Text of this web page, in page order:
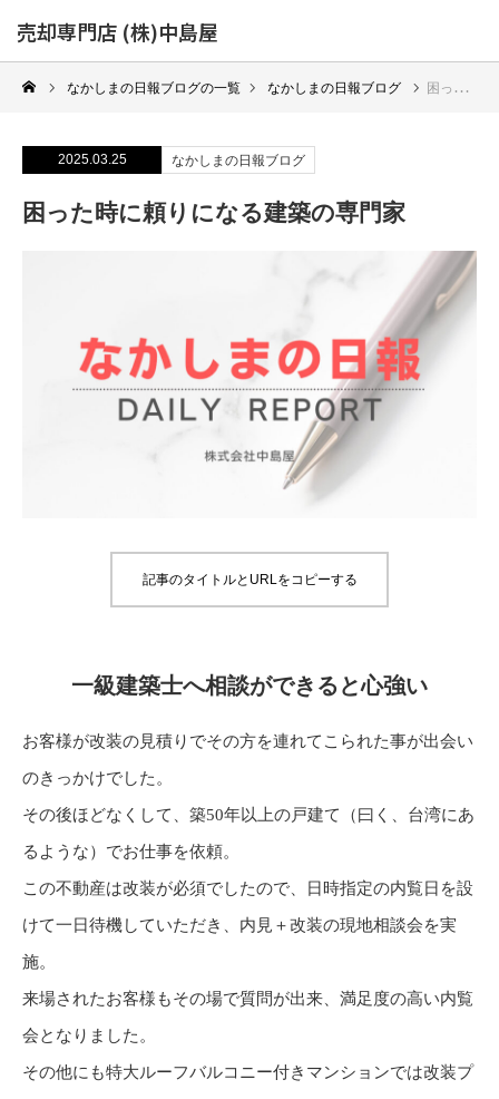
売却専門店 (株)中島屋
なかしまの日報ブログの一覧 なかしまの日報ブログ 困った時に頼りになる建築の専門家
2025.03.25 なかしまの日報ブログ
困った時に頼りになる建築の専門家
記事のタイトルとURLをコピーする
一級建築士へ相談ができると心強い
お客様が改装の見積りでその方を連れてこられた事が出会い
のきっかけでした。
その後ほどなくして、築50年以上の戸建て（曰く、台湾にあ
るような）でお仕事を依頼。
この不動産は改装が必須でしたので、日時指定の内覧日を設
けて一日待機していただき、内見＋改装の現地相談会を実
施。
来場されたお客様もその場で質問が出来、満足度の高い内覧
会となりました。
その他にも特大ルーフバルコニー付きマンションでは改装プ